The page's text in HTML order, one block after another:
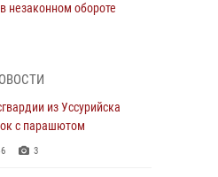
незаконном обороте
незаконному
на заседании
комиссии
из Уссурийска
с парашютом
3